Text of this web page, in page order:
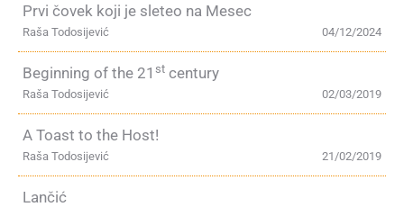
Prvi čovek koji je sleteo na Mesec
04/12/2024
Raša Todosijević
Beginning of the 21 st century
02/03/2019
Raša Todosijević
A Toast to the Host!
21/02/2019
Raša Todosijević
Lančić